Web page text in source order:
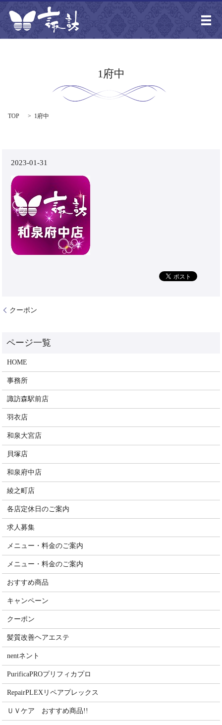
メ
1府中
TOP 1府中
2023-01-31
クーポン
HOME
事務所
諏訪森駅前店
羽衣店
和泉大宮店
貝塚店
和泉府中店
綾之町店
各店定休日のご案内
求人募集
メニュー・料金のご案内
メニュー・料金のご案内
おすすめ商品
キャンペーン
クーポン
髪質改善ヘアエステ
nentネント
PurificaPROプリフィカプロ
RepairPLEXリペアプレックス
ＵＶケア おすすめ商品!!